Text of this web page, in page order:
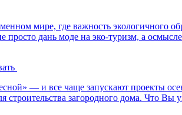
мире, где важность экологичного
дань моде на эко-туризм, а
— и все чаще запускают проекты
загородного дома. Что Вы